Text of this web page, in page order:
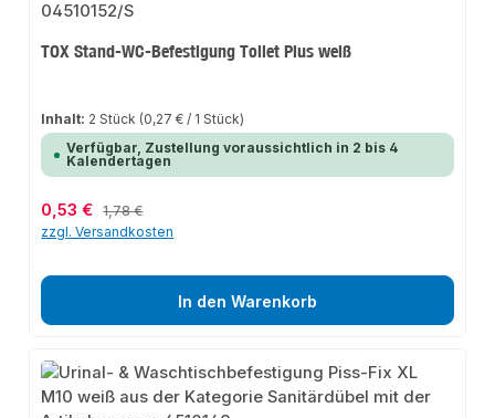
TOX Stand-WC-Befestigung Toilet Plus weiß
Inhalt: 2 Stück (0,27 € / 1 Stück)
Verfügbar, Zustellung voraussichtlich in 2 bis 4
Kalendertagen
Verkaufspreis:
0,53 € Regulärer Preis:
1,78 €
zzgl. Versandkosten
In den Warenkorb